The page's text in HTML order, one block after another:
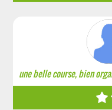
une belle course, bien